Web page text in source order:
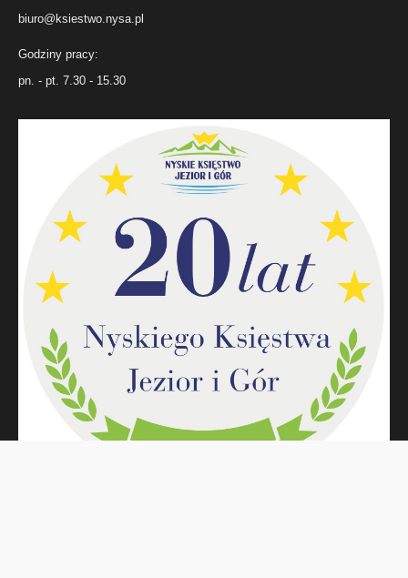
biuro@ksiestwo.nysa.pl
Godziny pracy:
pn. - pt. 7.30 - 15.30